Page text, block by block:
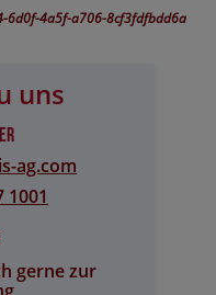
6d0f-4a5f-a706-8cf3fdfbdd6a
uns
ag.com
1001
gerne zur